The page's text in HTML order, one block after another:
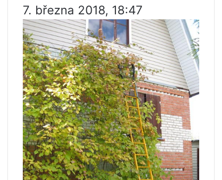
7. března 2018, 18:47